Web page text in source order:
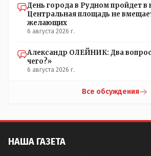
День города в Рудном пройдет в
Центральная площадь не
желающих
6 августа 2026 г.
Александр ОЛЕЙНИК: Два
чего?»
6 августа 2026 г.
Все обсуждения
НАША ГАЗЕТА